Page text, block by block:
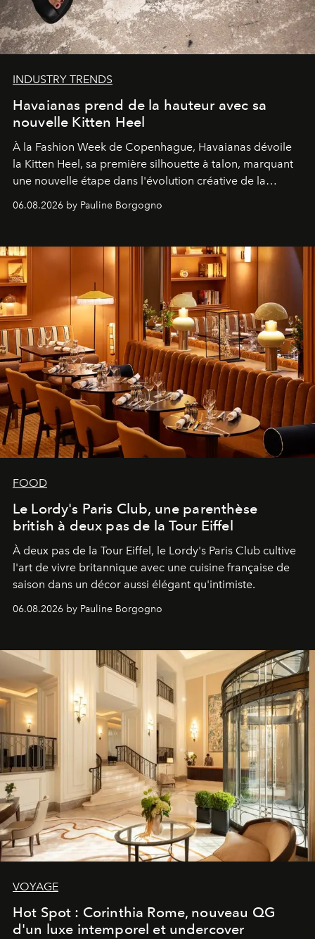
INDUSTRY TRENDS
Havaianas prend de la hauteur avec sa
nouvelle Kitten Heel
À la Fashion Week de Copenhague, Havaianas dévoile
la Kitten Heel, sa première silhouette à talon, marquant
une nouvelle étape dans l'évolution créative de la
06.08.2026 by Pauline Borgogno
FOOD
Le Lordy's Paris Club, une parenthèse
british à deux pas de la Tour Eiffel
À deux pas de la Tour Eiffel, le Lordy's Paris Club cultive
l'art de vivre britannique avec une cuisine française de
saison dans un décor aussi élégant qu'intimiste.
06.08.2026 by Pauline Borgogno
VOYAGE
Hot Spot : Corinthia Rome, nouveau QG
d'un luxe intemporel et undercover